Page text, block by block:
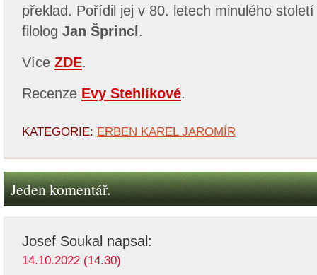
překlad. Pořídil jej v 80. letech minulého
filolog Jan Šprincl .
Více ZDE.
Recenze Evy Stehlíkové.
KATEGORIE: ERBEN KAREL JAROMÍR
Jeden komentář.
Josef Soukal napsal:
14.10.2022 (14.30)